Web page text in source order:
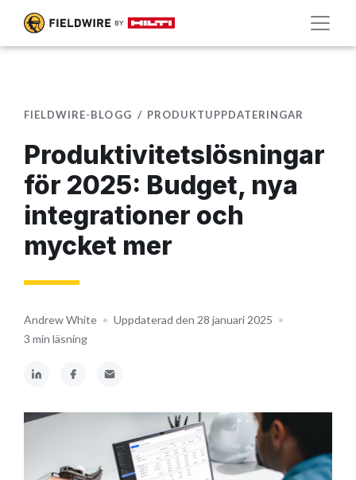
FIELDWIRE-BLOGG PRODUKTUPPDATERINGAR
Produktivitetslösningar
för 2025: Budget, nya
integrationer och
mycket mer
Andrew White • Uppdaterad den 28 januari 2025 •
3 min läsning